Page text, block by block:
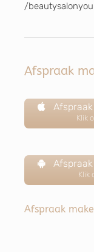
/
Afspraak
Klik
Klik
Afspraak